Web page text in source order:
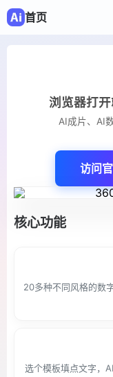
首页
浏览器打
AI成片、AI
访问
核心功能
20多种不同风格的数
选个模板填点文字，